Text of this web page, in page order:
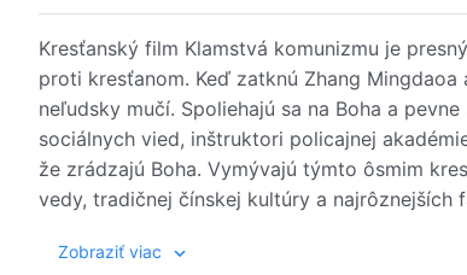
Kresťanský film Klamstvá komunizmu je
proti kresťanom. Keď zatknú Zhang
neľudsky mučí. Spoliehajú sa na Boha a
sociálnych vied, inštruktori policajnej
že zrádzajú Boha. Vymývajú týmto ôsmim
vedy, tradičnej čínskej kultúry a najrôznejších
nad bludmi a spravodlivosť premôže zlo.
Zobraziť viac